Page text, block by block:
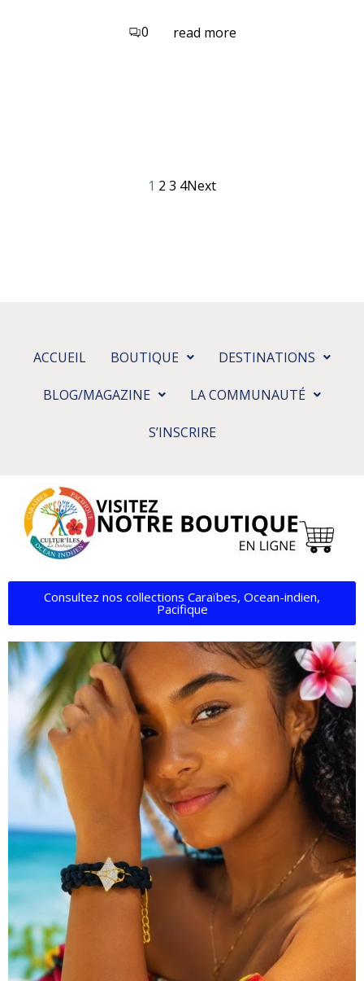
0 read more
1 2 3 4Next
ACCUEIL BOUTIQUE DESTINATIONS
BLOG/MAGAZINE LA COMMUNAUTÉ
S’INSCRIRE
Consultez nos collections Caraïbes, Ocean-indien,
Pacifique